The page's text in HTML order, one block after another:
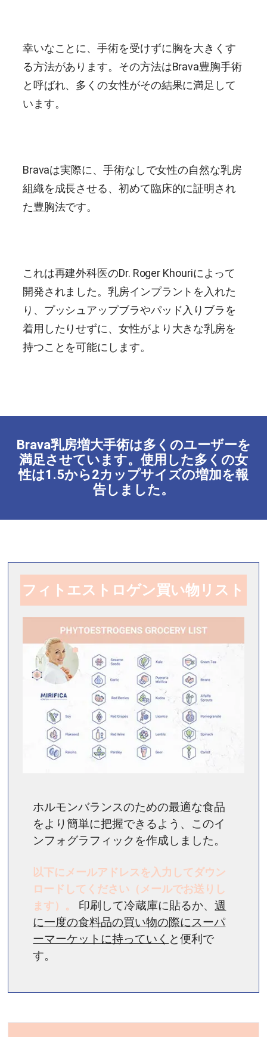
幸いなことに、手術を受けずに胸を大きくす
る方法があります。その方法はBrava豊胸手術
と呼ばれ、多くの女性がその結果に満足して
います。
Bravaは実際に、手術なしで女性の自然な乳房
組織を成長させる、初めて臨床的に証明され
た豊胸法です。
これは再建外科医のDr. Roger Khouriによって
開発されました。乳房インプラントを入れた
り、プッシュアップブラやパッド入りブラを
着用したりせずに、女性がより大きな乳房を
持つことを可能にします。
Brava乳房増大手術は多くのユーザーを
満足させています。使用した多くの女
性は1.5から2カップサイズの増加を報
告しました。
フィトエストロゲン買い物リスト
ホルモンバランスのための最適な食品
をより簡単に把握できるよう、このイ
ンフォグラフィックを作成しました。
以下にメールアドレスを入力してダウン
ロードしてください（メールでお送りし
ます）。
印刷して冷蔵庫に貼るか、週
に一度の食料品の買い物の際にスーパ
ーマーケットに持っていく と便利で
す。